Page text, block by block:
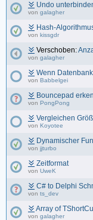
Undo
von galagher
Hash-
von kissgdr
Verschoben:
von galagher
Wenn
von Babbelgei
Bouncepad
von PongPong
Vergleichen
von Koyotee
Dynamischer
von jjturbo
Zeitformat
von UweK
C# to Delphi
von ts_dev
Array of
von galagher